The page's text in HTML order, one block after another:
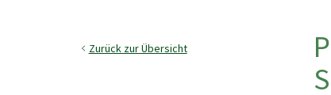
Zurück zur Übersicht